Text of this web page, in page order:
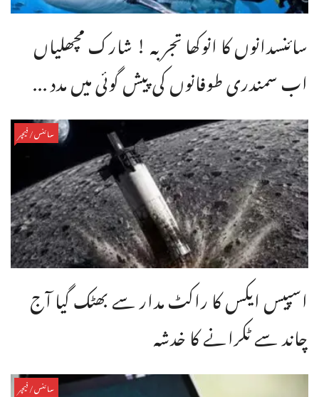
سائنسدانوں کا انوکھا تجربہ ! شارک مچھلیاں
اب سمندری طوفانوں کی پیش گوئی میں مدد ...
سائنس/فیچر
اسپیس ایکس کا راکٹ مدار سے بھٹک گیا آج
چاند سے ٹکرانے کا خدشہ
سائنس/فیچر